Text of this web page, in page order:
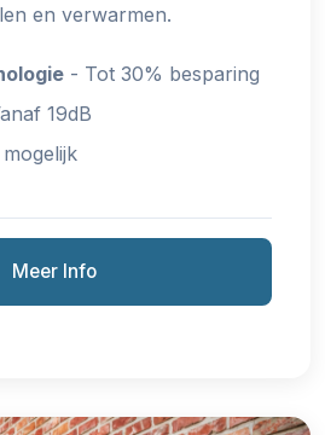
en verwarmen.
- Tot 30% besparing
19dB
Meer Info